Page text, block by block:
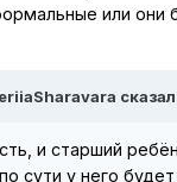
или они
и старший
сути у него